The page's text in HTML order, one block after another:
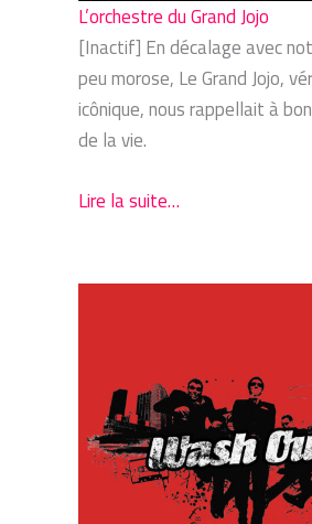
L’orchestre du Grand Jojo
[Inactif] En décalage avec
peu morose, Le Grand Jojo,
icônique, nous rappellait à
de la vie.
Lire la suite…